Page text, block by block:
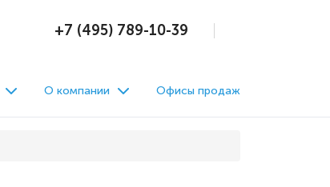
+7 (495) 789-10-39
О компании Офисы продаж